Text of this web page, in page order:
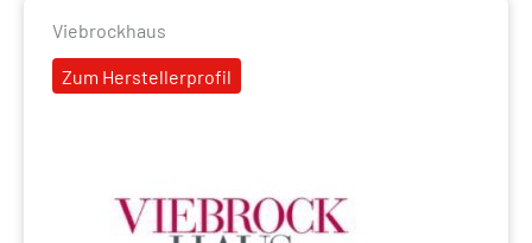
Viebrockhaus
Zum Herstellerprofil